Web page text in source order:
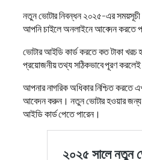
নতুন ভোটার নিবন্ধন ২০২৫-এর সময়সূচী
আপনি চাইলে অনলাইনে আবেদন করতে
ভোটার আইডি কার্ড করতে কত টাকা খরচ
প্রয়োজনীয় তথ্য সঠিকভাবে পূরণ
আপনার নাগরিক অধিকার নিশ্চিত করতে
আবেদন করুন। নতুন ভোটার হওয়ার
আইডি কার্ড পেতে পারেন।